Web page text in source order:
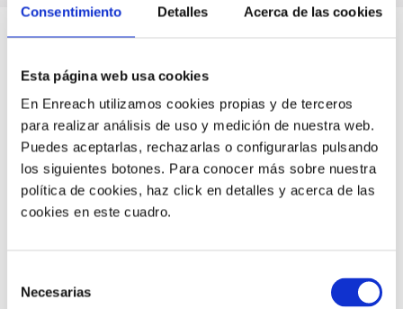
Consentimiento Detalles Acerca de las cookies
Esta página web usa cookies
En Enreach utilizamos cookies propias y de terceros
para realizar análisis de uso y medición de nuestra web.
Puedes aceptarlas, rechazarlas o configurarlas pulsando
los siguientes botones. Para conocer más sobre nuestra
política de cookies, haz click en detalles y acerca de las
cookies en este cuadro.
Necesarias
CONOCE EL ESTADO DE
TODO EL CALL CENTER CON
EL WALLBOARD
puedan surgir para solucionarlas antes de que se